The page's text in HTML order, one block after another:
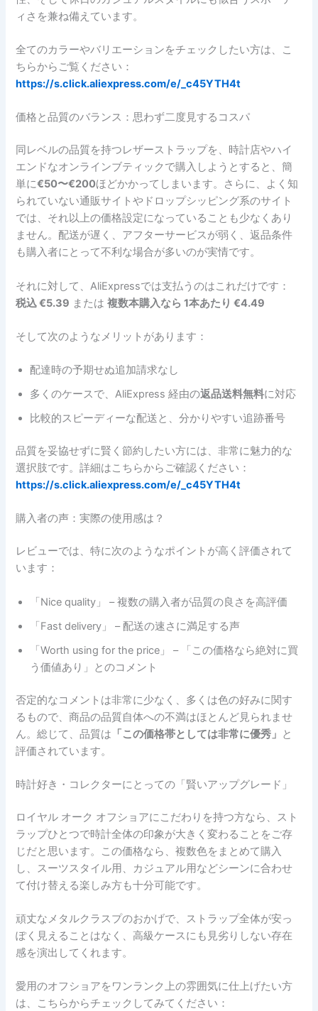
ィさを兼ね備えています。
全てのカラーやバリエーションをチェックしたい方は、こ
ちらからご覧ください：
https://s.click.aliexpress.com/e/_c45YTH4t
価格と品質のバランス：思わず二度見するコスパ
同レベルの品質を持つレザーストラップを、時計店やハイ
エンドなオンラインブティックで購入しようとすると、簡
単に€50〜€200ほどかかってしまいます。さらに、よく知
られていない通販サイトやドロップシッピング系のサイト
では、それ以上の価格設定になっていることも少なくあり
ません。配送が遅く、アフターサービスが弱く、返品条件
も購入者にとって不利な場合が多いのが実情です。
それに対して、AliExpressでは支払うのはこれだけです：
税込 €5.39 または複数本購入なら 1本あたり €4.49
そして次のようなメリットがあります：
配達時の予期せぬ追加請求なし
多くのケースで、AliExpress 経由の返品送料無料に対応
比較的スピーディーな配送と、分かりやすい追跡番号
品質を妥協せずに賢く節約したい方には、非常に魅力的な
選択肢です。詳細はこちらからご確認ください：
https://s.click.aliexpress.com/e/_c45YTH4t
購入者の声：実際の使用感は？
レビューでは、特に次のようなポイントが高く評価されて
います：
「Nice quality」 – 複数の購入者が品質の良さを高評価
「Fast delivery」 – 配送の速さに満足する声
「Worth using for the price」 – 「この価格なら絶対に買
う価値あり」とのコメント
否定的なコメントは非常に少なく、多くは色の好みに関す
るもので、商品の品質自体への不満はほとんど見られませ
ん。総じて、品質は 「この価格帯としては非常に優秀」 と
評価されています。
時計好き・コレクターにとっての「賢いアップグレード」
ロイヤル オーク オフショアにこだわりを持つ方なら、スト
ラップひとつで時計全体の印象が大きく変わることをご存
じだと思います。この価格なら、複数色をまとめて購入
し、スーツスタイル用、カジュアル用などシーンに合わせ
て付け替える楽しみ方も十分可能です。
頑丈なメタルクラスプのおかげで、ストラップ全体が安っ
ぽく見えることはなく、高級ケースにも見劣りしない存在
感を演出してくれます。
愛用のオフショアをワンランク上の雰囲気に仕上げたい方
は、こちらからチェックしてみてください：